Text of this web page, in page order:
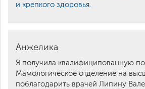
и крепкого здоровья.
Анжелика
Я получила квалифиципованную
Мамологическое отделение на
поблагодарить врачей Липину